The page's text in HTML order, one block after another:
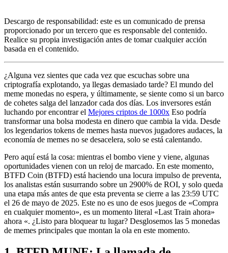
Descargo de responsabilidad: este es un comunicado de prensa
proporcionado por un tercero que es responsable del contenido.
Realice su propia investigación antes de tomar cualquier acción
basada en el contenido.
¿Alguna vez sientes que cada vez que escuchas sobre una
criptografía explotando, ya llegas demasiado tarde? El mundo del
meme monedas no espera, y últimamente, se siente como si un barco
de cohetes salga del lanzador cada dos días. Los inversores están
luchando por encontrar el Mejores criptos de 1000x Eso podría
transformar una bolsa modesta en dinero que cambia la vida. Desde
los legendarios tokens de memes hasta nuevos jugadores audaces, la
economía de memes no se desacelera, solo se está calentando.
Pero aquí está la cosa: mientras el bombo viene y viene, algunas
oportunidades vienen con un reloj de marcado. En este momento,
BTFD Coin (BTFD) está haciendo una locura impulso de preventa,
los analistas están susurrando sobre un 2900% de ROI, y solo queda
una etapa más antes de que esta preventa se cierre a las 23:59 UTC
el 26 de mayo de 2025. Este no es uno de esos juegos de «Compra
en cualquier momento», es un momento literal «Last Train ahora»
ahora «. ¿Listo para bloquear tu lugar? Desglosemos las 5 monedas
de memes principales que montan la ola en este momento.